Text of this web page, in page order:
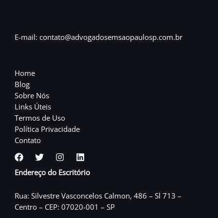
E-mail: contato@advogadosemsaopaulosp.com.br
Home
Blog
Sobre Nós
Links Úteis
Termos de Uso
Política Privacidade
Contato
Endereço do Escritório
Rua: Silvestre Vasconcelos Calmon, 486 – Sl 713 –
Centro – CEP: 07020-001 – SP